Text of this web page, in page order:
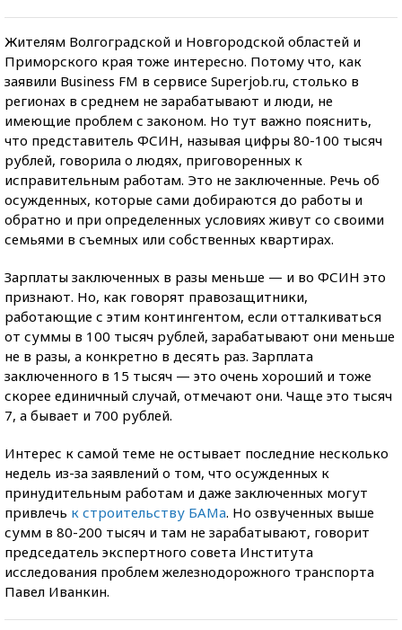
Жителям Волгоградской и Новгородской областей и
Приморского края тоже интересно. Потому что, как
заявили Business FM в сервисе Superjob.ru, столько в
регионах в среднем не зарабатывают и люди, не
имеющие проблем с законом. Но тут важно пояснить,
что представитель ФСИН, называя цифры 80-100 тысяч
рублей, говорила о людях, приговоренных к
исправительным работам. Это не заключенные. Речь об
осужденных, которые сами добираются до работы и
обратно и при определенных условиях живут со своими
семьями в съемных или собственных квартирах.
Зарплаты заключенных в разы меньше — и во ФСИН это
признают. Но, как говорят правозащитники,
работающие с этим контингентом, если отталкиваться
от суммы в 100 тысяч рублей, зарабатывают они меньше
не в разы, а конкретно в десять раз. Зарплата
заключенного в 15 тысяч — это очень хороший и тоже
скорее единичный случай, отмечают они. Чаще это тысяч
7, а бывает и 700 рублей.
Интерес к самой теме не остывает последние несколько
недель из-за заявлений о том, что осужденных к
принудительным работам и даже заключенных могут
привлечь к строительству БАМа. Но озвученных выше
сумм в 80-200 тысяч и там не зарабатывают, говорит
председатель экспертного совета Института
исследования проблем железнодорожного транспорта
Павел Иванкин.